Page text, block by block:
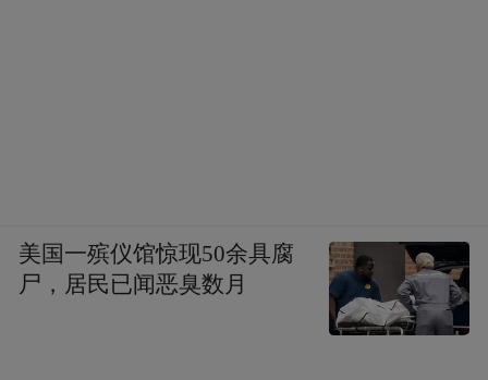
美国一殡仪馆惊现50余具腐
尸，居民已闻恶臭数月